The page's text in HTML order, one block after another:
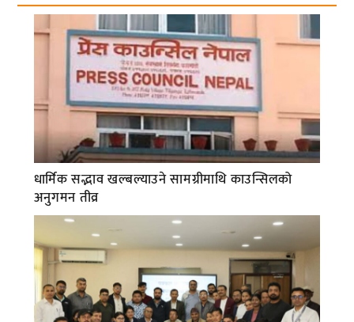
धार्मिक सद्भाव खल्बल्याउने सामग्रीमाथि काउन्सिलको
अनुगमन तीव्र